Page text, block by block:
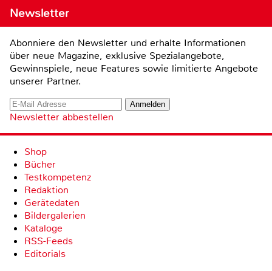
Newsletter
Abonniere den Newsletter und erhalte Informationen
über neue Magazine, exklusive Spezialangebote,
Gewinnspiele, neue Features sowie limitierte Angebote
unserer Partner.
Newsletter abbestellen
Shop
Bücher
Testkompetenz
Redaktion
Gerätedaten
Bildergalerien
Kataloge
RSS-Feeds
Editorials